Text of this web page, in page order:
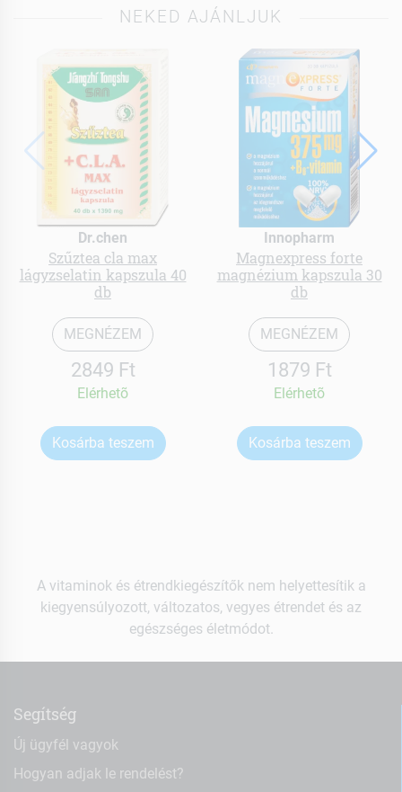
NEKED AJÁNLJUK
Dr.chen
Szűztea cla max
lágyzselatin kapszula 40
db
MEGNÉZEM
2849 Ft
Elérhetõ
Kosárba teszem
Innopharm
Magnexpress forte
magnézium kapszula 30
db
MEGNÉZEM
1879 Ft
Elérhetõ
Kosárba teszem
A vitaminok és étrendkiegészítők nem helyettesítik a
kiegyensúlyozott, változatos, vegyes étrendet és az
egészséges életmódot.
Segítség
Új ügyfél vagyok
Hogyan adjak le rendelést?